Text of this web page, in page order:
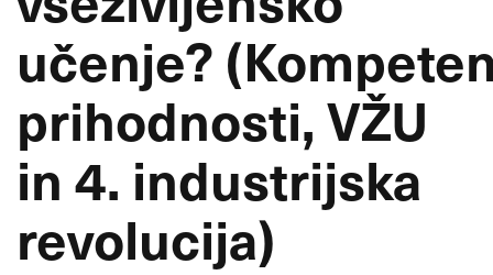
učenje?
prihodnosti, VŽU
in 4. industrijska
revolucija)